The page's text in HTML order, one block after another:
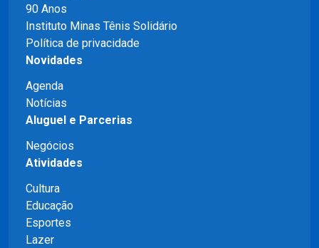
90 Anos
Instituto Minas Tênis Solidário
Política de privacidade
Novidades
Agenda
Notícias
Aluguel e Parcerias
Negócios
Atividades
Cultura
Educação
Esportes
Lazer